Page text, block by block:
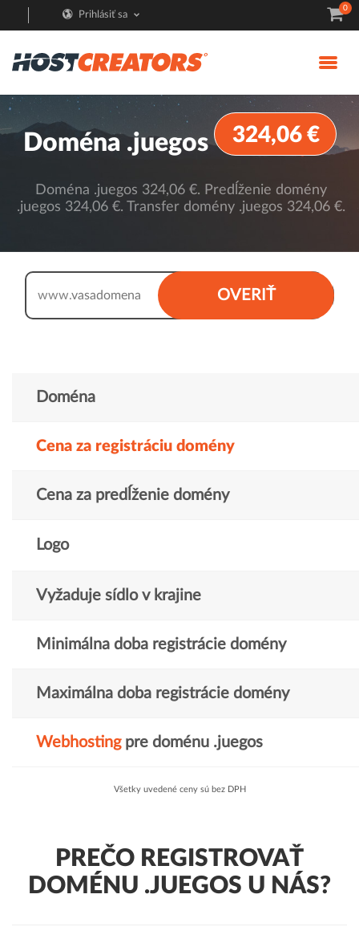
Prihlásiť sa
0
Doména .juegos 324,06 €
Doména .juegos 324,06 €. Predĺženie domény
.juegos 324,06 €. Transfer domény .juegos 324,06 €.
OVERIŤ
www.
Doména
Cena za registráciu domény
Cena za predĺženie domény
Logo
Vyžaduje sídlo v krajine
Minimálna doba registrácie domény
Maximálna doba registrácie domény
Webhostingpre doménu .juegos
Všetky uvedené ceny sú bez DPH
PREČO REGISTROVAŤ
DOMÉNU .JUEGOS U NÁS?